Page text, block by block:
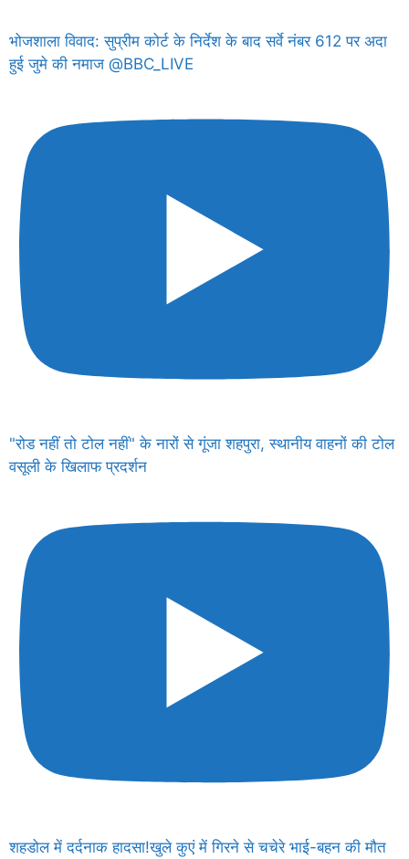
भोजशाला विवाद: सुप्रीम कोर्ट के निर्देश के बाद सर्वे नंबर 612 पर अदा
हुई जुमे की नमाज @BBC_LIVE
"रोड नहीं तो टोल नहीं" के नारों से गूंजा शहपुरा, स्थानीय वाहनों की टोल
वसूली के खिलाफ प्रदर्शन
शहडोल में दर्दनाक हादसा!खुले कुएं में गिरने से चचेरे भाई-बहन की मौत